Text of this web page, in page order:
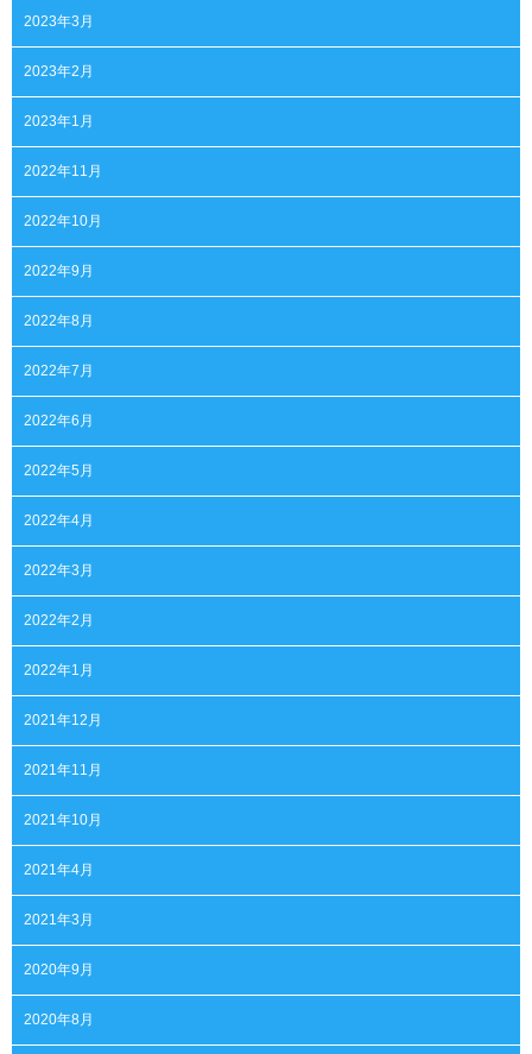
2023年3月
2023年2月
2023年1月
2022年11月
2022年10月
2022年9月
2022年8月
2022年7月
2022年6月
2022年5月
2022年4月
2022年3月
2022年2月
2022年1月
2021年12月
2021年11月
2021年10月
2021年4月
2021年3月
2020年9月
2020年8月